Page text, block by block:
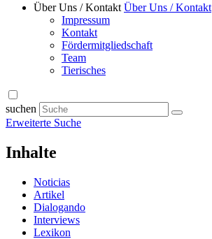
Über Uns / Kontakt Über Uns / Kontakt
Impressum
Kontakt
Fördermitgliedschaft
Team
Tierisches
suchen
Erweiterte Suche
Inhalte
Noticias
Artikel
Dialogando
Interviews
Lexikon